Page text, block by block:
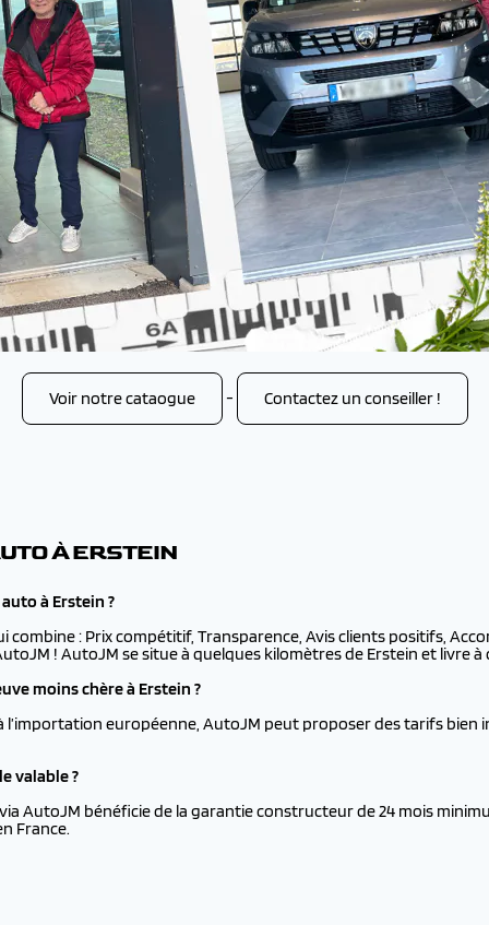
Voir notre cataogue - Contactez un conseiller !
À ERSTEIN
à Erstein ?
combine : Prix compétitif, Transparence, Avis clients positifs,
! AutoJM se situe à quelques kilomètres de Erstein et livre à
moins chère à Erstein ?
l’importation européenne, AutoJM peut proposer des tarifs bien
valable ?
AutoJM bénéficie de la garantie constructeur de 24 mois
France.